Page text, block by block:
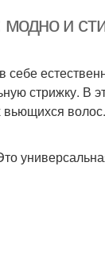
и
стрижку. В
вьющихся волос.